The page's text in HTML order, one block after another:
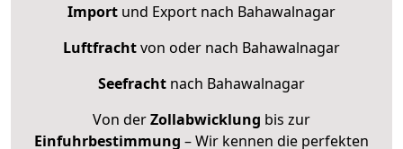
Import und Export nach Bahawalnagar
Luftfrachtvon oder nach Bahawalnagar
Seefracht nach Bahawalnagar
Von derZollabwicklung bis zur
Einfuhrbestimmung – Wir kennen die perfekten